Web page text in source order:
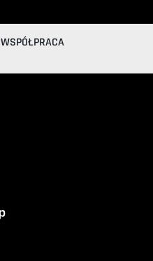
WSPÓŁPRACA